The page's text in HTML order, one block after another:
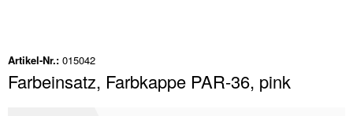
Artikel-Nr.: 015042
Farbeinsatz, Farbkappe PAR-36, pink